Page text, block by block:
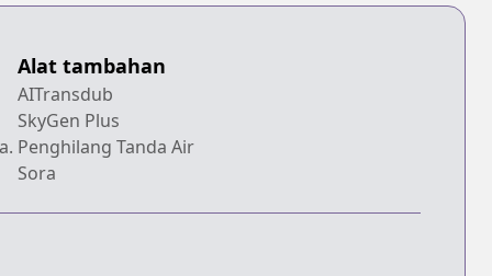
Alat tambahan
AITransdub
SkyGen Plus
Penghilang Tanda Air
Sora